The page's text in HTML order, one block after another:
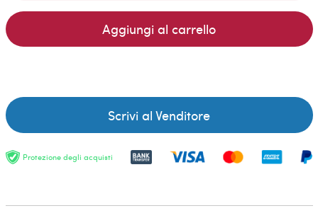
Aggiungi al carrello
Scrivi al Venditore
Protezione degli acquisti